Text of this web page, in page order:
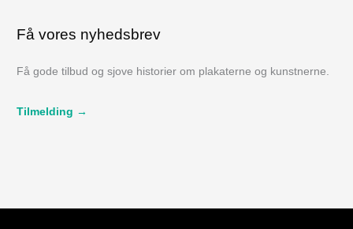
Få vores nyhedsbrev
Få gode tilbud og sjove historier om plakaterne og kunstnerne.
Tilmelding →